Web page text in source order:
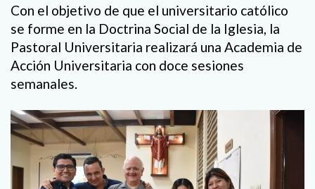
Con el objetivo de que el universitario católico
se forme en la Doctrina Social de la Iglesia, la
Pastoral Universitaria realizará una Academia de
Acción Universitaria con doce sesiones
semanales.